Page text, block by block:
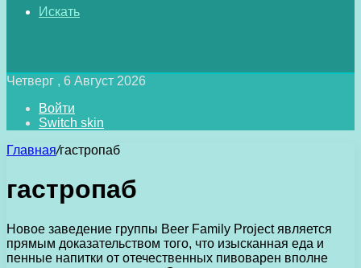
Искать
Четверг , 6 Август 2026
Войти
Switch skin
Главная/гастропаб
гастропаб
Новое заведение группы Beer Family Project является
прямым доказательством того, что изысканная еда и
пенные напитки от отечественных пивоварен вполне